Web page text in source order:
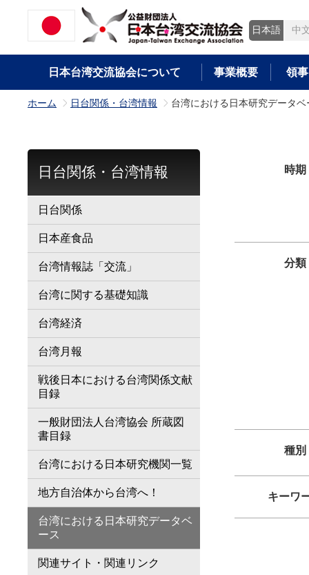
日本語 中
日本台湾交流協会について 事業概要 領
ホーム >
日台関係・台湾情報 >
台湾における日本研究データベ
時期
分類
種別
キーワ
日台関係・台湾情報
日台関係
日本産食品
台湾情報誌「交流」
台湾に関する基礎知識
台湾経済
台湾月報
戦後日本における台湾関係文献
目録
一般財団法人台湾協会 所蔵図
書目録
台湾における日本研究機関一覧
地方自治体から台湾へ！
台湾における日本研究データベ
ース
関連サイト・関連リンク